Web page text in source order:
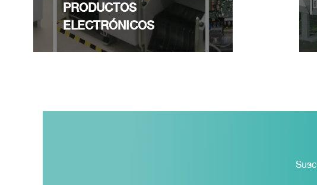
PRODUCTOS
ELECTRÓNICOS